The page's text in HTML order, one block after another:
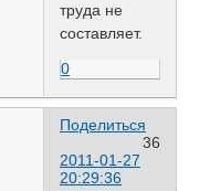
труда не
составляет.
0
Поделиться
36
2011-01-27
20:29:36